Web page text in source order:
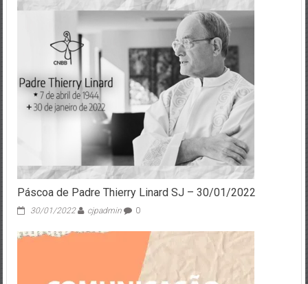
Páscoa de Padre Thierry Linard SJ – 30/01/2022
30/01/2022 cjpadmin 0